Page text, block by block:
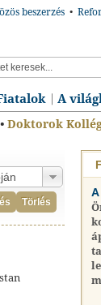
beszerzés •
A
• Doktorok
Törlés